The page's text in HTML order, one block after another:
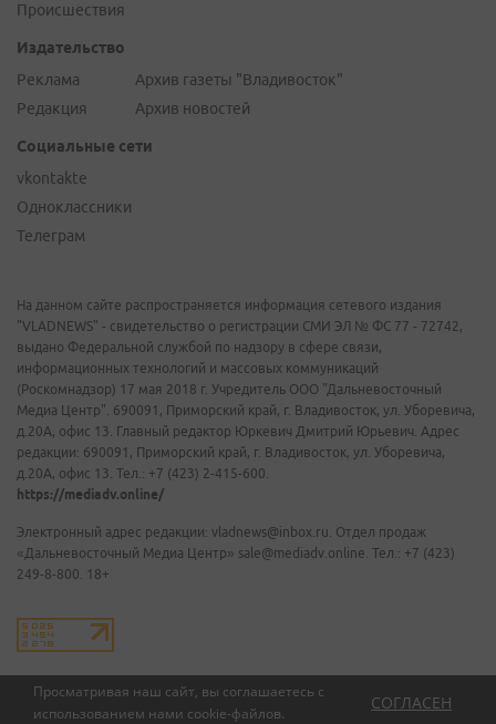
Просматривая наш сайт, вы соглашаетесь с
использованием нами cookie-файлов.
СОГЛАСЕН
Происшествия
Издательство
Реклама
Редакция
Архив газеты "Владивосток"
Архив новостей
Социальные сети
vkontakte
Одноклассники
Телеграм
На данном сайте распространяется информация сетевого издания
"VLADNEWS" - свидетельство о регистрации СМИ ЭЛ № ФС 77 - 72742,
выдано Федеральной службой по надзору в сфере связи,
информационных технологий и массовых коммуникаций
(Роскомнадзор) 17 мая 2018 г. Учредитель ООО "Дальневосточный
Медиа Центр". 690091, Приморский край, г. Владивосток, ул. Уборевича,
д.20А, офис 13. Главный редактор Юркевич Дмитрий Юрьевич. Адрес
редакции: 690091, Приморский край, г. Владивосток, ул. Уборевича,
д.20А, офис 13. Тел.: +7 (423) 2-415-600.
https://mediadv.online/
Электронный адрес редакции: vladnews@inbox.ru. Отдел продаж
«Дальневосточный Медиа Центр» sale@mediadv.online. Тел.: +7 (423)
249-8-800. 18+